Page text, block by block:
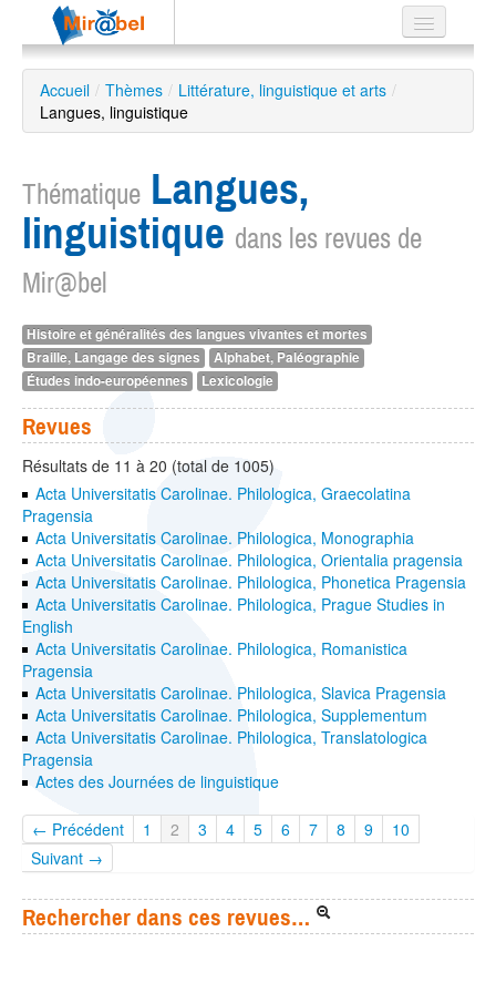
Le réseau
Soutien
Recherche
avancée
EN
ES
?
Accueil / Thèmes / Littérature, linguistique et arts /
Langues, linguistique
Thématique Langues,
linguistique dans les revues de
Mir@bel
Histoire et généralités des langues vivantes et mortes
Braille, Langage des signes
Alphabet, Paléographie
Études indo-européennes
Lexicologie
Revues
Résultats de 11 à 20 (total de 1005)
Acta Universitatis Carolinae. Philologica, Graecolatina
Pragensia
Acta Universitatis Carolinae. Philologica, Monographia
Acta Universitatis Carolinae. Philologica, Orientalia pragensia
Acta Universitatis Carolinae. Philologica, Phonetica Pragensia
Acta Universitatis Carolinae. Philologica, Prague Studies in
English
Acta Universitatis Carolinae. Philologica, Romanistica
Pragensia
Acta Universitatis Carolinae. Philologica, Slavica Pragensia
Acta Universitatis Carolinae. Philologica, Supplementum
Acta Universitatis Carolinae. Philologica, Translatologica
Pragensia
Actes des Journées de linguistique
← Précédent 1 2 3 4 5 6 7 8 9
10
Suivant →
Rechercher dans ces revues…